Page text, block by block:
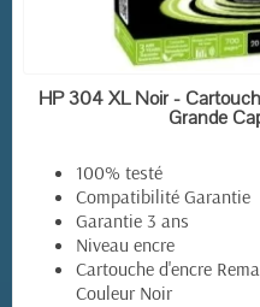
EN
HP 304 XL Noir -
Grande
100% testé
Compatibilité Garantie
Garantie 3 ans
Niveau encre
Cartouche d'encre
Couleur Noir